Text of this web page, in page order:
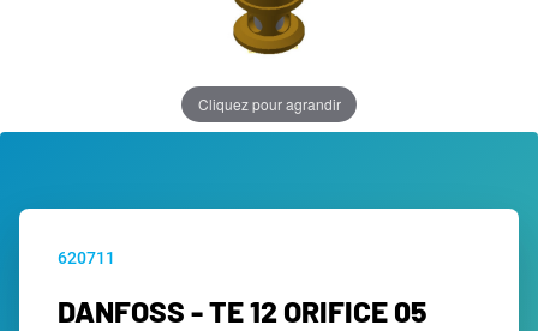
Cliquez pour agrandir
620711
DANFOSS - TE 12 ORIFICE 05